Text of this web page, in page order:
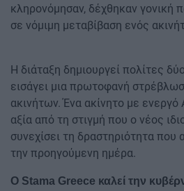
κληρονόμησαν, δέχθηκαν γονική
σε νόμιμη μεταβίβαση ενός
Η διάταξη δημιουργεί πολίτες
εισάγει μια πρωτοφανή
ακινήτων. Ένα ακίνητο με
αξία από τη στιγμή που ο νέος
συνεχίσει τη δραστηριότητα που
την προηγούμενη ημέρα.
Ο Stama Greece καλεί την